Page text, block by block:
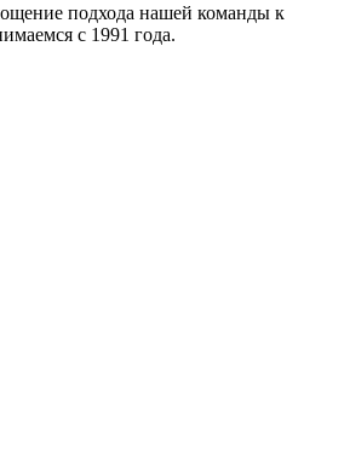
подхода нашей команды к
с 1991 года.